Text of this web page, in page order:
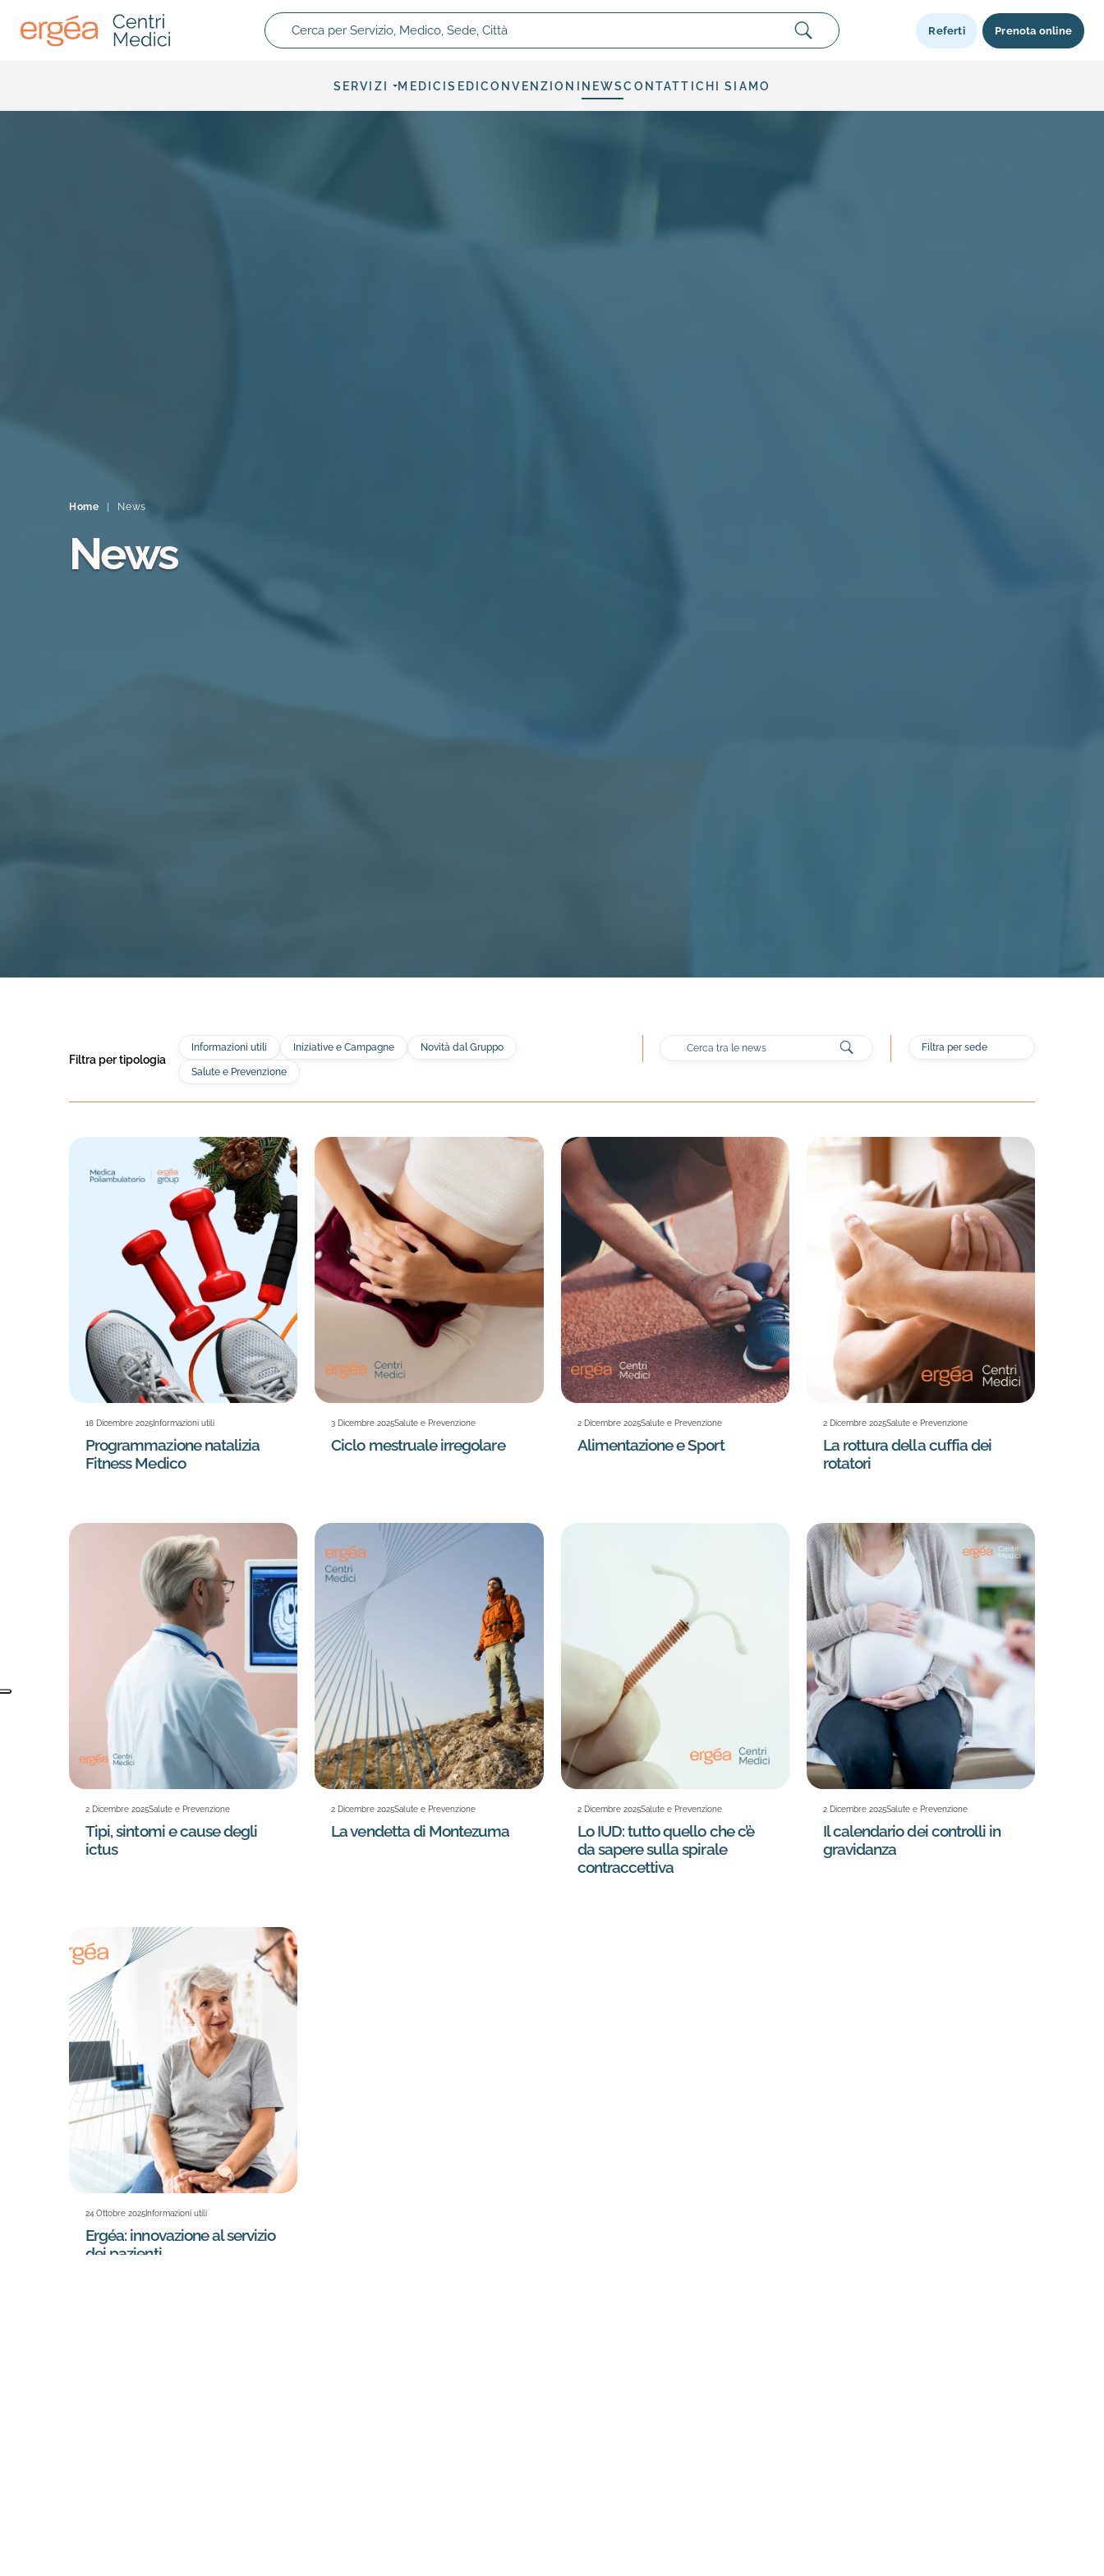
Cerca per Servizio, Medico, Sede, Città
Referti Prenota online
SERVIZI MEDICISEDI CONVENZIONI NEWSCONTATTI CHI SIAMO
Home | News
News
Filtra per tipologia
Informazioni utili Iniziative e Campagne Novità dal Gruppo
Salute e Prevenzione
Cerca tra le news
Cerca Filtra per sede
18 Dicembre 2025Informazioni utili
Programmazione natalizia
Fitness Medico
3 Dicembre 2025Salute e Prevenzione
Ciclo mestruale irregolare
2 Dicembre 2025Salute e Prevenzione
Alimentazione e Sport
2 Dicembre 2025Salute e Prevenzione
La rottura della cuffia dei
rotatori
2 Dicembre 2025Salute e Prevenzione
Tipi, sintomi e cause degli
ictus
2 Dicembre 2025Salute e Prevenzione
La vendetta di Montezuma
2 Dicembre 2025Salute e Prevenzione
Lo IUD: tutto quello che c’è
da sapere sulla spirale
contraccettiva
2 Dicembre 2025Salute e Prevenzione
Il calendario dei controlli in
gravidanza
24 Ottobre 2025Informazioni utili
Ergéa: innovazione al servizio
dei pazienti